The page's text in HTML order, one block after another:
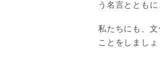
う名言ととも
私たちにも、
ことをしましょ